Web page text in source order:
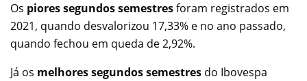
Os piores segundos semestresforam registrados em
2021, quando desvalorizou 17,33% e no ano passado,
quando fechou em queda de 2,92%.
Já os melhores segundos semestres do Ibovespa